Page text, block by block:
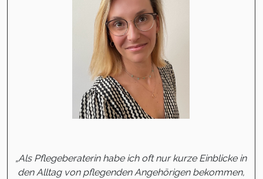
„Als Pflegeberaterin habe ich oft nur kurze Einblicke in
den Alltag von pflegenden Angehörigen bekommen,